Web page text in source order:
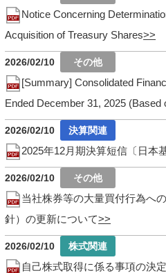
Notice Concerning
Acquisition of Treasury Shares
2026/02/10
[Summary] Consolidated
Ended December 31, 2025 (Based
2026/02/10
2025年12月期決算短信〔日本
2026/02/10
当社株券等の大量買付行為へ
針）の更新について
2026/02/10
自己株式取得に係る事項の決